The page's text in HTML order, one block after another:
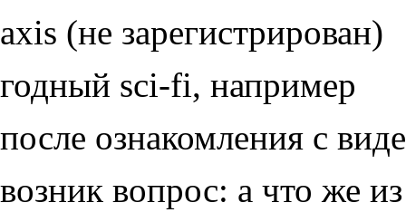
axis (не зарегистрирован)
годный sci-fi, например
после ознакомления с
возник вопрос: а что же